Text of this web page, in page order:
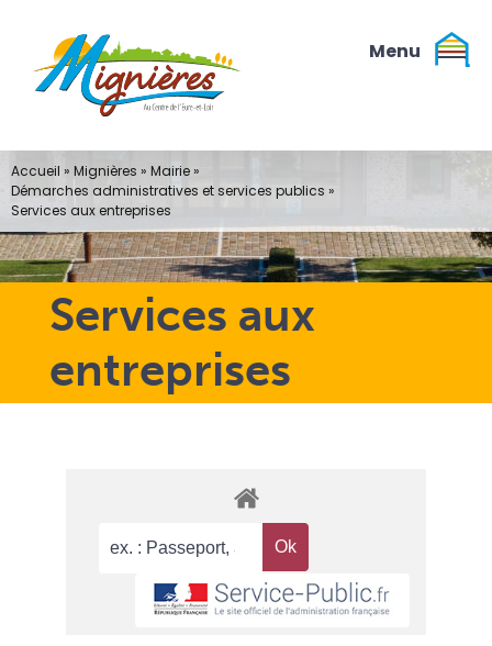
contenu
Services aux
entreprises
Accueil » Mignières » Mairie»
Démarches administratives et services publics »
Services aux entreprises